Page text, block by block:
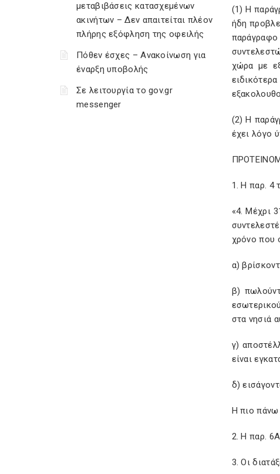
μεταβιβάσεις κατασχεμένων
ακινήτων – Δεν απαιτείται πλέον
πλήρης εξόφληση της οφειλής
Πόθεν έσχες – Ανακοίνωση για
έναρξη υποβολής
Σε λειτουργία το gov.gr
messenger
(1) Η
ήδη
χώρα με
(2) Η
έχει λόγο
1. Η παρ. 4
«4. Μέχρι
χρόνο που
α)
β)
στα νησιά
γ)
είναι
δ)
Η πιο πάνω
2. Η παρ.
3. Οι